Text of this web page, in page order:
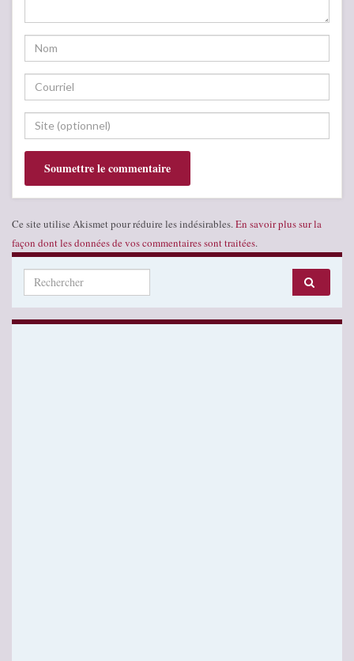
Ce site utilise Akismet pour réduire les indésirables. En savoir plus sur la
façon dont les données de vos commentaires sont traitées.
Search for: